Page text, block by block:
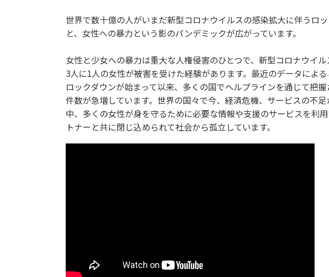
世界で数十億の人がいまだ新型コロナウイルスの感染拡大に伴うロ
と、女性への暴力という影のパンデミックが広がっています。
女性と少女への暴力は重大な人権侵害のひとつで、新型コロナウイル
3人に1人の女性が被害を受けた経験があります。最近のデータによ
ロックダウンが始まって以来、多くの国でヘルプラインを通じて把
件数が急増しています。世界の国々で今、経済危機、サービスの不
中、多くの女性が身を守るために必要な情報や支援のサービスを利
トナーと共に閉じ込められて社会から孤立しています。